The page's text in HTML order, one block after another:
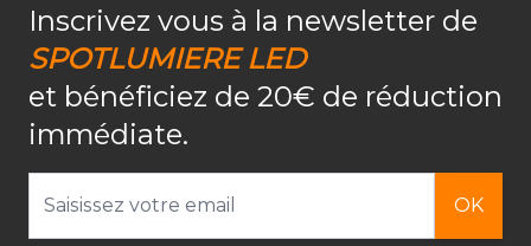
Inscrivez vous à la newsletter de
SPOTLUMIERE LED
et bénéficiez de 20€ de réduction
immédiate.
OK